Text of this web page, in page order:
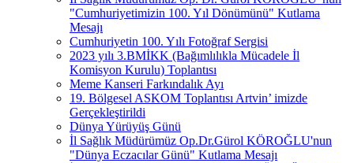
"Cumhuriyetimizin 100. Yıl Dönümünü" Kutlama
Mesajı
Cumhuriyetin 100. Yılı Fotoğraf Sergisi
2023 yılı 3.BMİKK (Bağımlılıkla Mücadele İl
Komisyon Kurulu) Toplantısı
Meme Kanseri Farkındalık Ayı
19. Bölgesel ASKOM Toplantısı Artvin’ imizde
Gerçekleştirildi
Dünya Yürüyüş Günü
İl Sağlık Müdürümüz Op.Dr.Gürol KÖROĞLU'nun
"Dünya Eczacılar Günü" Kutlama Mesajı